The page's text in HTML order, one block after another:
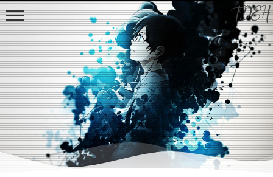
TDEH
首页
归档